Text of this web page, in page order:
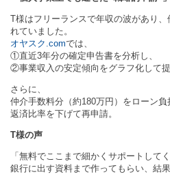
T様はフリーランスで年収の波があり
れていました。
オヤスク.comでは、
①直近3年分の確定申告書を分析し、
②事業収入の安定傾向をグラフ化して提
さらに、
仲介手数料分（約180万円）をローン負
返済比率を下げて再申請。
T様の声
「無料でここまで細かくサポートして
銀行に出す資料まで作ってもらい、結